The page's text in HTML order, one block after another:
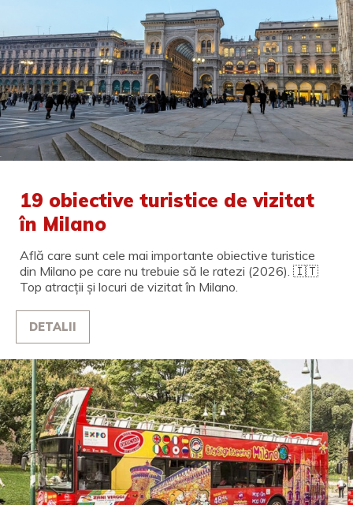
19 obiective turistice de vizitat
în Milano
Află care sunt cele mai importante obiective turistice
din Milano pe care nu trebuie să le ratezi (2026). 🇮🇹
Top atracții și locuri de vizitat în Milano.
DETALII